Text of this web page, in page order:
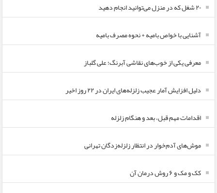
۲۰ شغل که در منزل می‌توانید انجام دهید
آشنایی با خواص بامیه + نحوه مصرف بامیه
معرفی یکی از خوب‌های نقاشی آبرنگ؛ علی گلباز
دلیل افزایش آمار عجیب زلزله‌های ایران در ۲۲ روز اخیر
اقدامات مهم قبل، بعد و هنگام زلزله
موش‌های آدم‌خوار در انتظار زلزله‌زدگان تهرانی
کک و مک و ۶ روش درمان آن